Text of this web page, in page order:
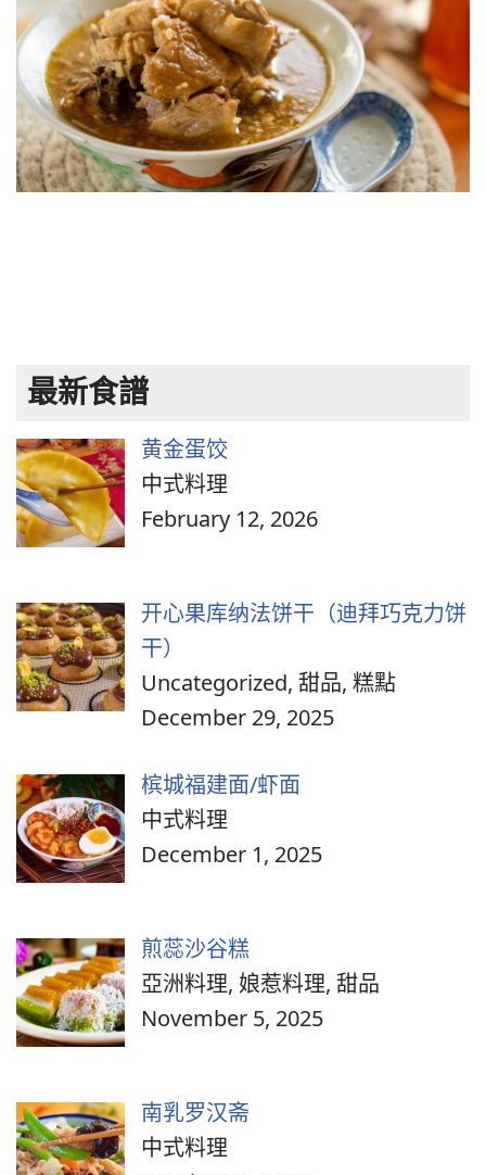
最新食譜
黄金蛋饺
中式料理
February 12, 2026
开心果库纳法饼干（迪拜巧克力饼
干）
Uncategorized, 甜品, 糕點
December 29, 2025
槟城福建面/虾面
中式料理
December 1, 2025
煎蕊沙谷糕
亞洲料理, 娘惹料理, 甜品
November 5, 2025
南乳罗汉斋
中式料理